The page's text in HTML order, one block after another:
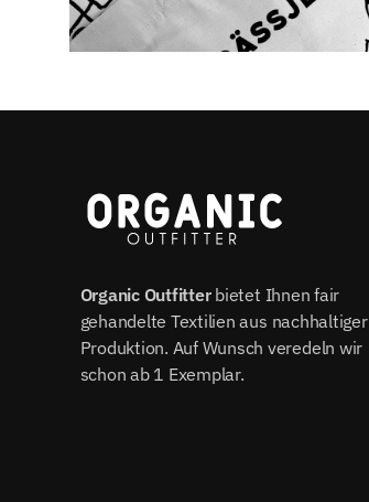
Organic Outfitterbietet Ihnen fair
gehandelte Textilien aus nachhaltiger
Produktion. Auf Wunsch veredeln wir
schon ab 1 Exemplar.